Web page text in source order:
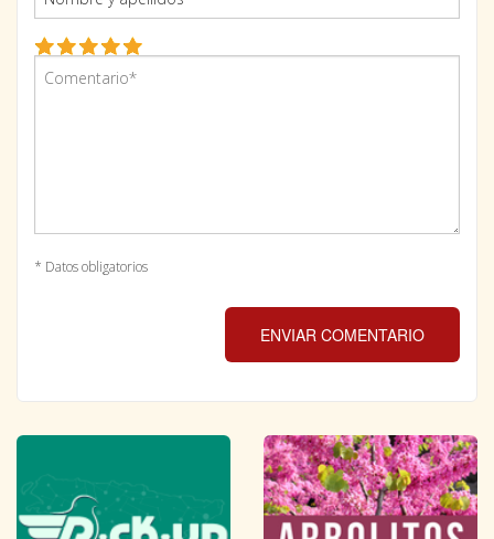
* Datos obligatorios
ENVIAR COMENTARIO